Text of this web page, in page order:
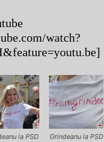
watch?
la PSD
Grindeanu la PSD